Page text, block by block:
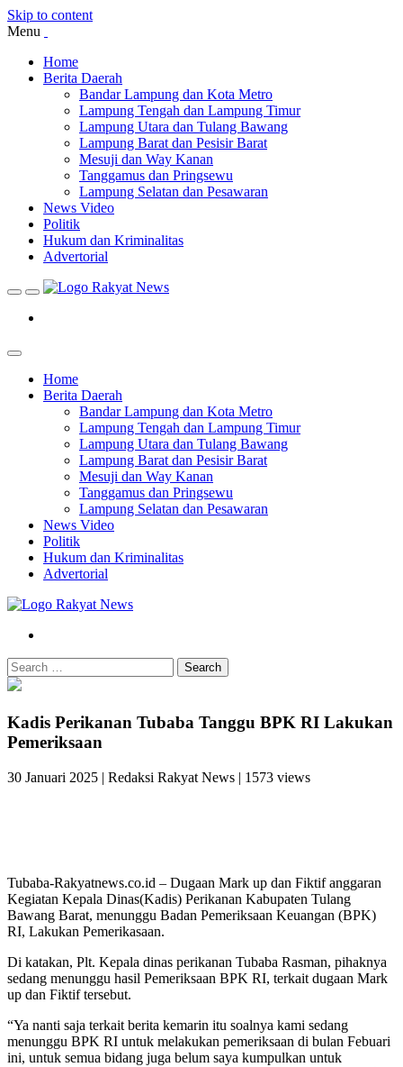
Skip to content
Menu
Home
Berita Daerah
Bandar Lampung dan Kota Metro
Lampung Tengah dan Lampung Timur
Lampung Utara dan Tulang Bawang
Lampung Barat dan Pesisir Barat
Mesuji dan Way Kanan
Tanggamus dan Pringsewu
Lampung Selatan dan Pesawaran
News Video
Politik
Hukum dan Kriminalitas
Advertorial
Home
Berita Daerah
Bandar Lampung dan Kota Metro
Lampung Tengah dan Lampung Timur
Lampung Utara dan Tulang Bawang
Lampung Barat dan Pesisir Barat
Mesuji dan Way Kanan
Tanggamus dan Pringsewu
Lampung Selatan dan Pesawaran
News Video
Politik
Hukum dan Kriminalitas
Advertorial
Search
Kadis Perikanan Tubaba Tanggu BPK RI Lakukan
Pemeriksaan
30 Januari 2025 | Redaksi Rakyat News | 1573 views
Tubaba-Rakyatnews.co.id – Dugaan Mark up dan Fiktif anggaran
Kegiatan Kepala Dinas(Kadis) Perikanan Kabupaten Tulang
Bawang Barat, menunggu Badan Pemeriksaan Keuangan (BPK)
RI, Lakukan Pemerikasaan.
Di katakan, Plt. Kepala dinas perikanan Tubaba Rasman, pihaknya
sedang menunggu hasil Pemeriksaan BPK RI, terkait dugaan Mark
up dan Fiktif tersebut.
“Ya nanti saja terkait berita kemarin itu soalnya kami sedang
menunggu BPK RI untuk melakukan pemeriksaan di bulan Febuari
ini, untuk semua bidang juga belum saya kumpulkan untuk